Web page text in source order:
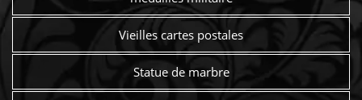
Vieilles cartes postales
Statue de marbre